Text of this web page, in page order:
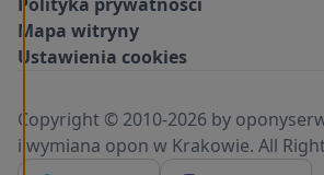
Mapa witryny
Ustawienia cookies
Copyright © 2010-2026 by
i wymiana opon w Krakowie. All